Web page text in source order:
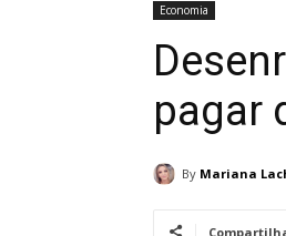
Economia
pagar
By Mariana